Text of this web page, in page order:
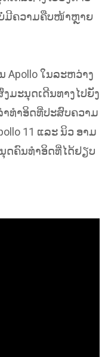
ບໍ່ມີຄວາມຄືບໜ້າຫຼາຍ
Apollo ໃນລະຫວ່າງ
ມະນຸດເດີນທາງໄປຍັງ
ຳທຳອິດທີ່ປະສົບຄວາມ
11 ແລະ ນິວ ອາມ
ດຄົນທຳອິດທີ່ໄດ້ຢຽບ